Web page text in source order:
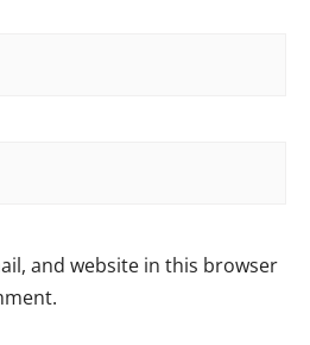
and website in this browser